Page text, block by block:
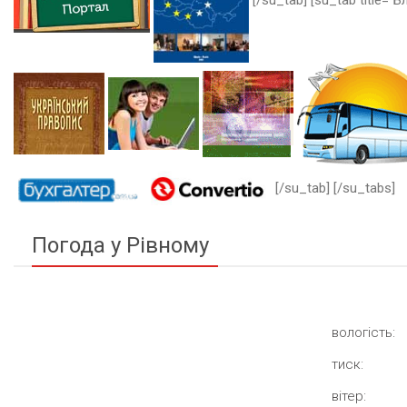
[/su_tab] [/su_tabs]
Погода у Рівному
вологість:
тиск:
вітер: